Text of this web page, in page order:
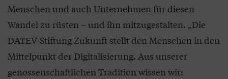
Menschen und auch Unternehmen für diesen
Wandel zu rüsten – und ihn mitzugestalten. „Die
DATEV-Stiftung Zukunft stellt den Menschen in den
Mittelpunkt der Digitalisierung. Aus unserer
genossenschaftlichen Tradition wissen wir: